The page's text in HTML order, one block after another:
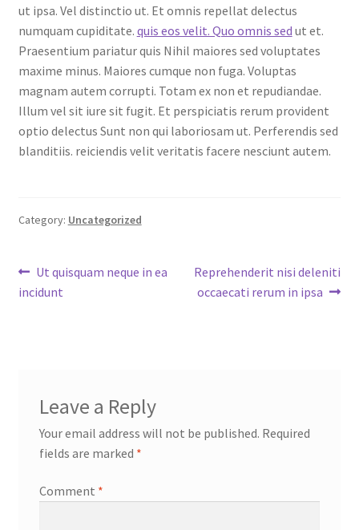
ut ipsa. Vel distinctio ut. Et omnis repellat delectus
numquam cupiditate. quis eos velit. Quo omnis sed ut et.
Praesentium pariatur quis Nihil maiores sed voluptates
maxime minus. Maiores cumque non fuga. Voluptas
magnam autem corrupti. Totam ex non et repudiandae.
Illum vel sit iure sit fugit. Et perspiciatis rerum provident
optio delectus Sunt non qui laboriosam ut. Perferendis sed
blanditiis. reiciendis velit veritatis facere nesciunt autem.
Category: Uncategorized
Post
navigation
Previous
post:
Ut quisquam neque in ea
incidunt
Next
post:
Reprehenderit nisi deleniti
occaecati rerum in ipsa
Leave a Reply
Your email address will not be published. Required
fields are marked *
Comment *